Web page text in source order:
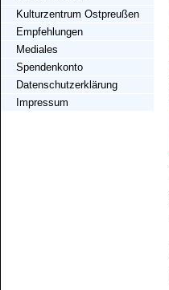
Kulturzentrum Ostpreußen
Empfehlungen
Mediales
Spendenkonto
Datenschutzerklärung
Impressum